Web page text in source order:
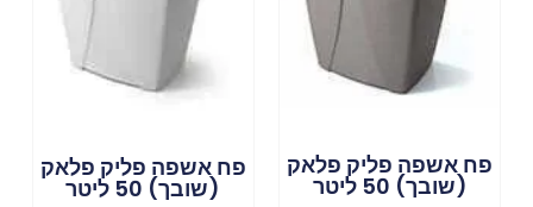
פח אשפה פליק פלאק
(שובך) 50 ליטר
פח אשפה פליק פלאק
(שובך) 50 ליטר